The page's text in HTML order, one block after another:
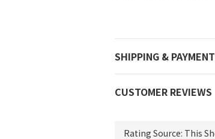
SHIPPING & PAYMENT
CUSTOMER REVIEWS